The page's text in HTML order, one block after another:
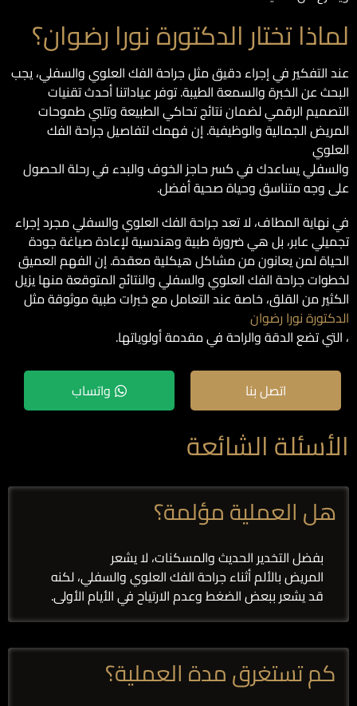
لماذا تختار الدكتورة نورا رضوان؟
عند التفكير في إجراء دقيق مثل جراحة الفك العلوي والسفلي، يجب
البحث عن الخبرة والسمعة الطيبة. توفر عياداتنا أحدث تقنيات
التصميم الرقمي لضمان نتائج تحاكي الطبيعة وتلبي طموحات
المريض الجمالية والوظيفية. إن فهمك لتفاصيل جراحة الفك
العلوي
والسفلي يساعدك في كسر حاجز الخوف والبدء في رحلة الحصول
على وجه متناسق وحياة صحية أفضل.
في نهاية المطاف، لا تعد جراحة الفك العلوي والسفلي مجرد إجراء
تجميلي عابر، بل هي ضرورة طبية وهندسية لإعادة صياغة جودة
الحياة لمن يعانون من مشاكل هيكلية معقدة. إن الفهم العميق
لخطوات جراحة الفك العلوي والسفلي والنتائج المتوقعة منها يزيل
الكثير من القلق، خاصة عند التعامل مع خبرات طبية موثوقة مثل
الدكتورة نورا رضوان
، التي تضع الدقة والراحة في مقدمة أولوياتها.
اتصل بنا واتساب
الأسئلة الشائعة
هل العملية مؤلمة؟
بفضل التخدير الحديث والمسكنات، لا يشعر
المريض بالألم أثناء جراحة الفك العلوي والسفلي، لكنه
قد يشعر ببعض الضغط وعدم الارتياح في الأيام الأولى.
كم تستغرق مدة العملية؟